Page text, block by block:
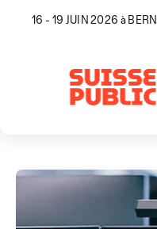
16 - 19 JUIN 2026 à BERN